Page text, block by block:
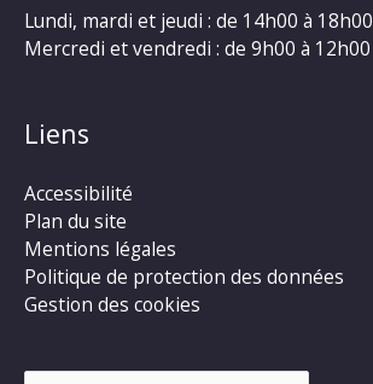
Lundi, mardi et jeudi : de 14h00 à 18h00
Mercredi et vendredi : de 9h00 à 12h00
Liens
Accessibilité
Plan du site
Mentions légales
Politique de protection des données
Gestion des cookies